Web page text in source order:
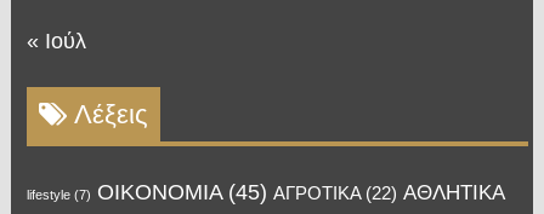
« Ιούλ
Λέξεις
lifestyle(7) OIKONOMIA(45) ΑΓΡΟΤΙΚΑ(22) ΑΘΛΗΤΙΚΑ